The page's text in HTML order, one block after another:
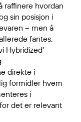
raffinere hvordan
sin posisjon i
– men å
fantes.
Hybridized’
direkte i
formidler hvem
i
det er relevant